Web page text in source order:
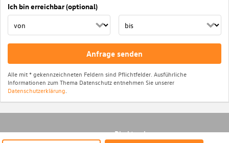
Ich bin erreichbar (optional)
Anfrage senden
Alle mit * gekennzeichneten Feldern sind Pflichtfelder. Ausführliche
Informationen zum Thema Datenschutz entnehmen Sie unserer
Datenschutzerklärung.
Direktsuche